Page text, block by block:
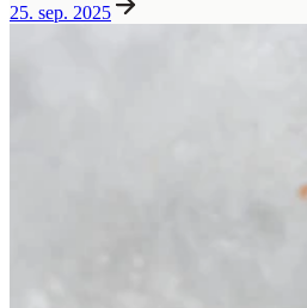
25. sep. 2025